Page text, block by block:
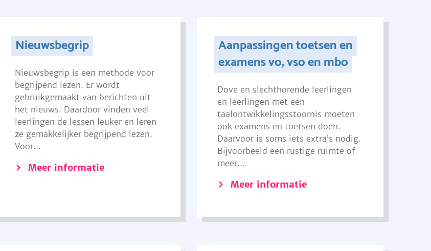
Nieuwsbegrip
Nieuwsbegrip is een methode voor
begrijpend lezen. Er wordt
gebruikgemaakt van berichten uit
het nieuws. Daardoor vinden veel
leerlingen de lessen leuker en leren
ze gemakkelijker begrijpend lezen.
Voor...
Meer informatie
Aanpassingen toetsen en
examens vo, vso en mbo
Dove en slechthorende leerlingen
en leerlingen met een
taalontwikkelingsstoornis moeten
ook examens en toetsen doen.
Daarvoor is soms iets extra’s nodig.
Bijvoorbeeld een rustige ruimte of
meer...
Meer informatie